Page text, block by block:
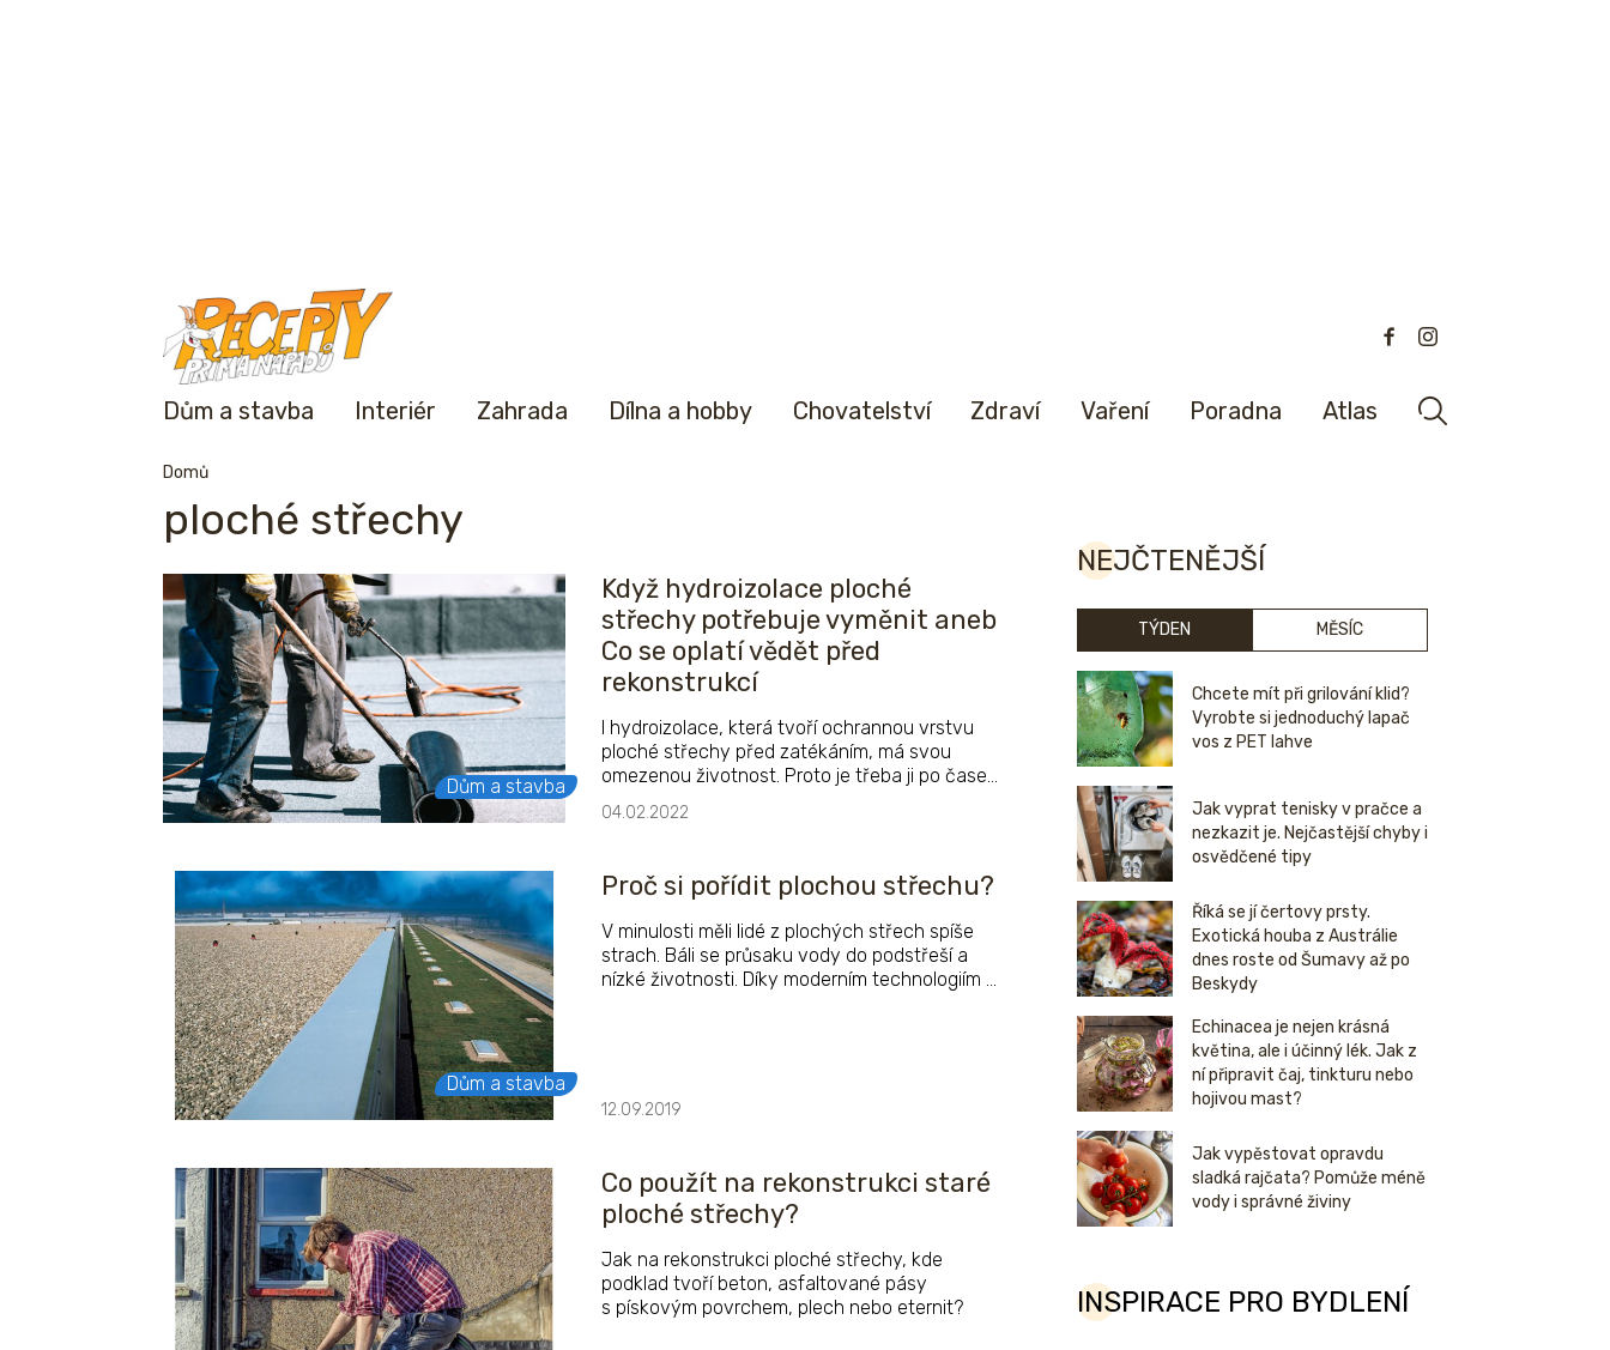
Dům a stavba Interiér Zahrada Dílna a hobby Chovatelství Zdraví Vaření Poradna Atlas
Domů
ploché střechy
Dům a stavba
Když hydroizolace ploché
střechy potřebuje vyměnit aneb
Co se oplatí vědět před
rekonstrukcí
I hydroizolace, která tvoří ochrannou vrstvu
ploché střechy před zatékáním, má svou
omezenou životnost. Proto je třeba ji po čase
vyměnit.
04.02.2022
Dům a stavba
Proč si pořídit plochou střechu?
V minulosti měli lidé z plochých střech spíše
strach. Báli se průsaku vody do podstřeší a
nízké životnosti. Díky moderním technologiím a
12.09.2019
Co použít na rekonstrukci staré
ploché střechy?
Jak na rekonstrukci ploché střechy, kde
podklad tvoří beton, asfaltované pásy
s pískovým povrchem, plech nebo eternit?
NEJČTENĚJŠÍ
TÝDEN MĚSÍC
Chcete mít při grilování klid?
Vyrobte si jednoduchý lapač
vos z PET lahve
Jak vyprat tenisky v pračce a
nezkazit je. Nejčastější chyby i
osvědčené tipy
Říká se jí čertovy prsty.
Exotická houba z Austrálie
dnes roste od Šumavy až po
Beskydy
Echinacea je nejen krásná
květina, ale i účinný lék. Jak z
ní připravit čaj, tinkturu nebo
hojivou mast?
Jak vypěstovat opravdu
sladká rajčata? Pomůže méně
vody i správné živiny
INSPIRACE PRO BYDLENÍ